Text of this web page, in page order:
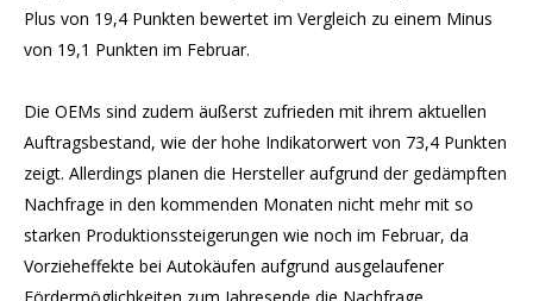
Plus von 19,4 Punkten bewertet im Vergleich zu einem Minus
von 19,1 Punkten im Februar.
Die OEMs sind zudem äußerst zufrieden mit ihrem aktuellen
Auftragsbestand, wie der hohe Indikatorwert von 73,4 Punkten
zeigt. Allerdings planen die Hersteller aufgrund der gedämpften
Nachfrage in den kommenden Monaten nicht mehr mit so
starken Produktionssteigerungen wie noch im Februar, da
Vorzieheffekte bei Autokäufen aufgrund ausgelaufener